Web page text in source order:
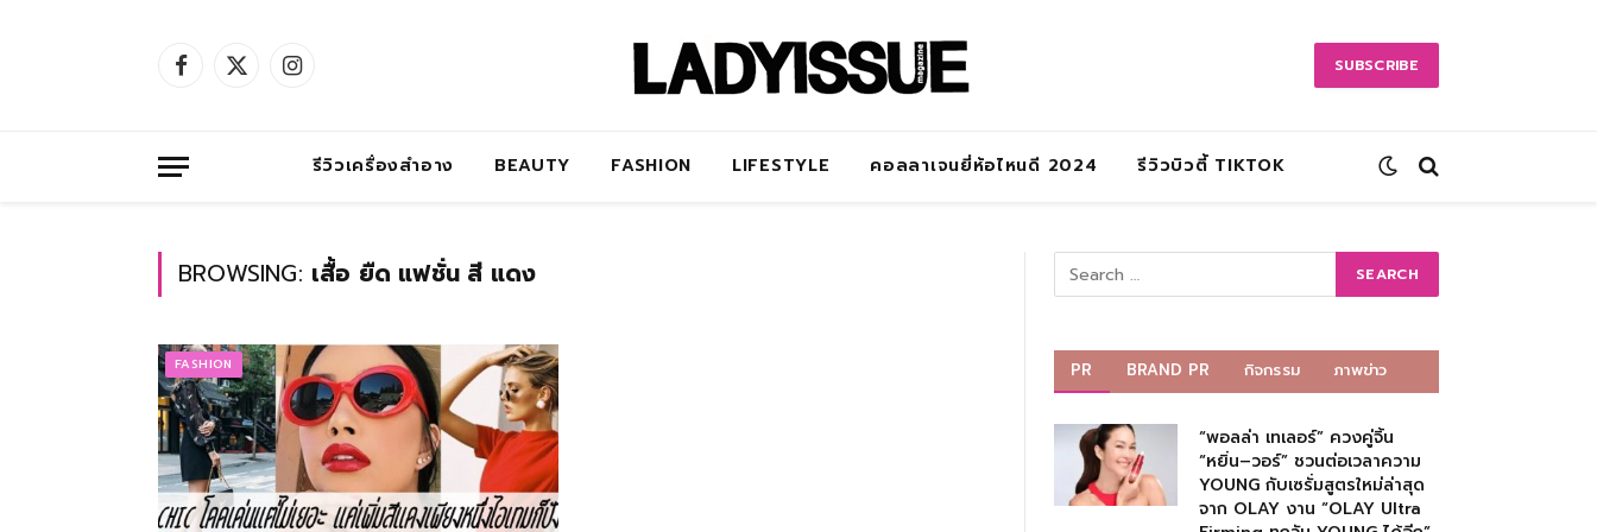
Facebook
X
Instagram SUBSCRIBE
รีวิวเครื่องสำอาง BEAUTY FASHION LIFESTYLE คอลลาเจนยี่ห้อไหนดี 2024 รีวิวบิวตี้ TIKTOK
BROWSING: เสื้อ ยืด แฟชั่น สี แดง
FASHION PR BRAND PR กิจกรรม ภาพข่าว
“พอลล่า เทเลอร์” ควงคู่จิ้น
“หยิ่น–วอร์” ชวนต่อเวลาความ
YOUNG กับเซรั่มสูตรใหม่ล่าสุด
จาก OLAY งาน “OLAY Ultra